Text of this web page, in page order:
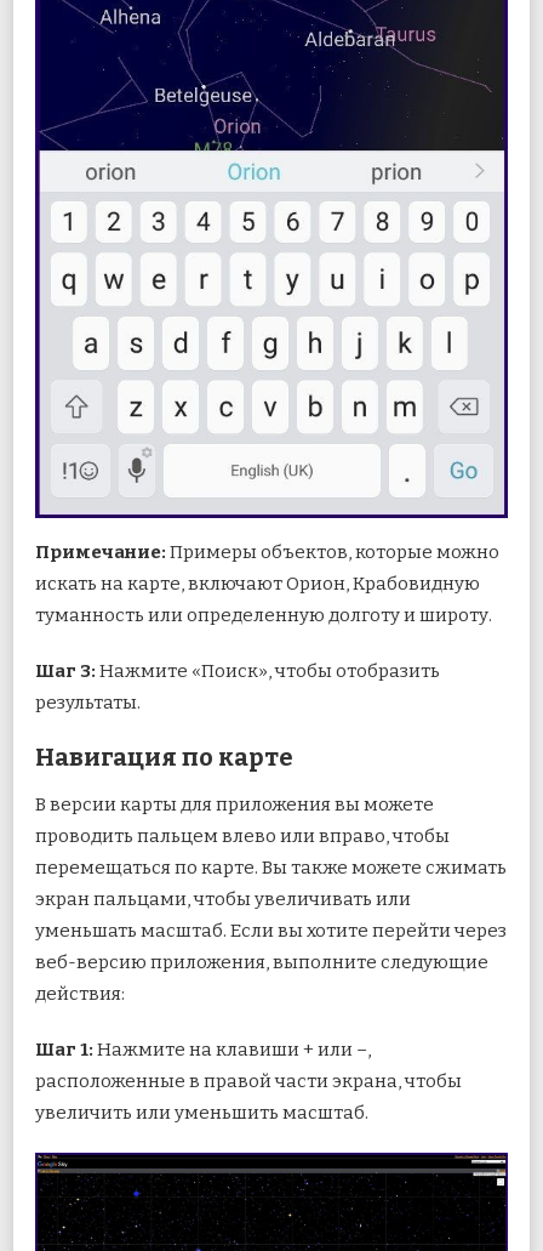
Примечание: Примеры объектов, которые можно
искать на карте, включают Орион, Крабовидную
туманность или определенную долготу и широту.
Шаг 3: Нажмите «Поиск», чтобы отобразить
результаты.
Навигация по карте
В версии карты для приложения вы можете
проводить пальцем влево или вправо, чтобы
перемещаться по карте. Вы также можете сжимать
экран пальцами, чтобы увеличивать или
уменьшать масштаб. Если вы хотите перейти через
веб-версию приложения, выполните следующие
действия:
Шаг 1: Нажмите на клавиши + или –,
расположенные в правой части экрана, чтобы
увеличить или уменьшить масштаб.